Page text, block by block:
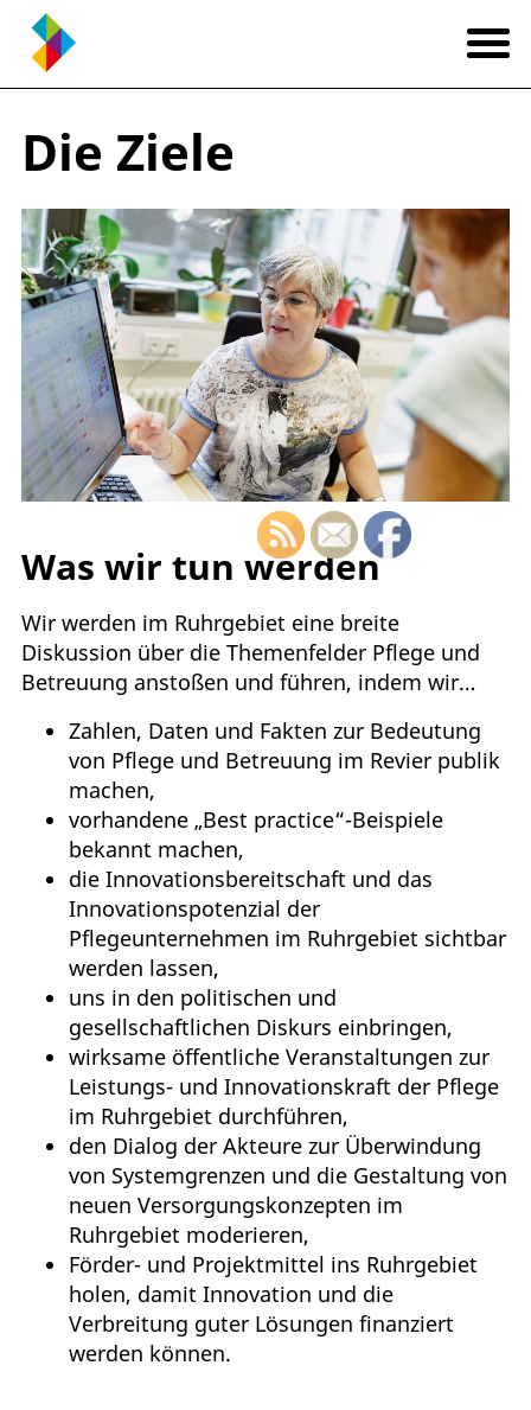
Die Ziele
Was wir tun werden
Wir werden im Ruhrgebiet eine breite
Diskussion über die Themenfelder Pflege und
Betreuung anstoßen und führen, indem wir…
Zahlen, Daten und Fakten zur Bedeutung
von Pflege und Betreuung im Revier publik
machen,
vorhandene „Best practice“-Beispiele
bekannt machen,
die Innovationsbereitschaft und das
Innovationspotenzial der
Pflegeunternehmen im Ruhrgebiet sichtbar
werden lassen,
uns in den politischen und
gesellschaftlichen Diskurs einbringen,
wirksame öffentliche Veranstaltungen zur
Leistungs- und Innovationskraft der Pflege
im Ruhrgebiet durchführen,
den Dialog der Akteure zur Überwindung
von Systemgrenzen und die Gestaltung von
neuen Versorgungskonzepten im
Ruhrgebiet moderieren,
Förder- und Projektmittel ins Ruhrgebiet
holen, damit Innovation und die
Verbreitung guter Lösungen finanziert
werden können.